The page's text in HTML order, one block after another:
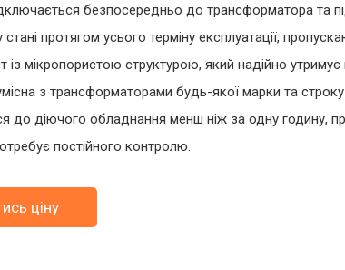
безпосередньо до трансформатора та
протягом усього терміну експлуатації,
із мікропористою структурою, який надійно утримує
з трансформаторами будь-якої марки та
до діючого обладнання менш ніж за одну годину,
постійного контролю.
ціну